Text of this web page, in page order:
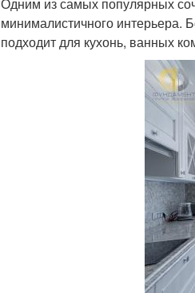
минималистичного интерьера.
подходит для кухонь, ванных